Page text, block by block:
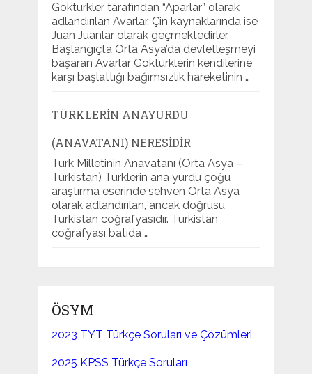
Göktürkler tarafından “Aparlar” olarak
adlandırılan Avarlar, Çin kaynaklarında ise
Juan Juanlar olarak geçmektedirler.
Başlangıçta Orta Asya’da devletleşmeyi
başaran Avarlar Göktürklerin kendilerine
karşı başlattığı bağımsızlık hareketinin …
TÜRKLERIN ANAYURDU
(ANAVATANI) NERESIDIR
Türk Milletinin Anavatanı (Orta Asya –
Türkistan) Türklerin ana yurdu çoğu
araştırma eserinde sehven Orta Asya
olarak adlandırılan, ancak doğrusu
Türkistan coğrafyasıdır. Türkistan
coğrafyası batıda …
ÖSYM
2023 TYT Türkçe Soruları ve Çözümleri
2025 KPSS Türkçe Soruları